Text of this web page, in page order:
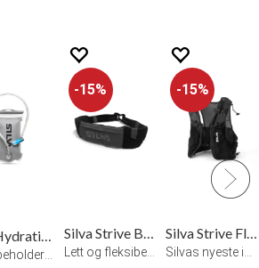
Silva Hydration Reservoir 1 L
15%
Silva Strive Belt - Black
Lett og fleksibelt løpebelte
15%
Silva Strive Fly Vest